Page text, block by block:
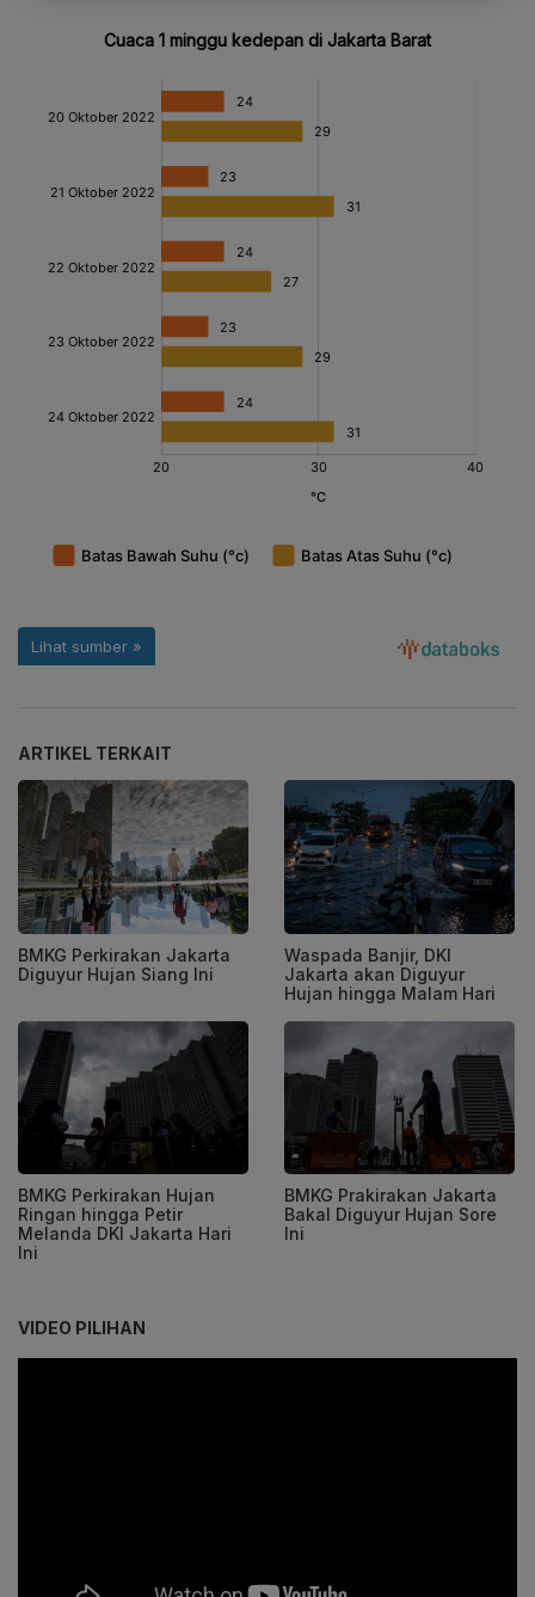
ARTIKEL TERKAIT
BMKG Perkirakan Jakarta
Diguyur Hujan Siang Ini
Waspada Banjir, DKI
Jakarta akan Diguyur
Hujan hingga Malam Hari
BMKG Perkirakan Hujan
Ringan hingga Petir
Melanda DKI Jakarta Hari
Ini
BMKG Prakirakan Jakarta
Bakal Diguyur Hujan Sore
Ini
VIDEO PILIHAN